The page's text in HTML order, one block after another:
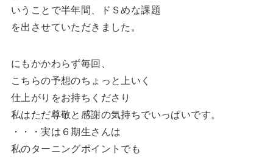
いうことで半年間、ドＳめな課題
を出させていただきました。
にもかかわらず毎回、
こちらの予想のちょっと上いく
仕上がりをお持ちくださり
私はただ尊敬と感謝の気持ちでいっぱいです。
・・・実は６期生さんは
私のターニングポイントでも